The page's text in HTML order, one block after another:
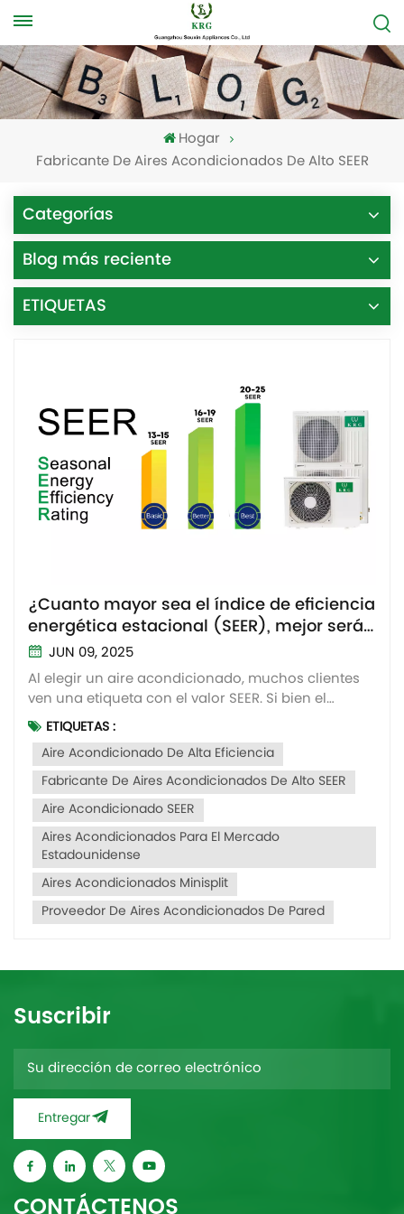
Hogar
Fabricante De Aires Acondicionados De Alto SEER
Categorías
Blog más reciente
ETIQUETAS
¿Cuanto mayor sea el índice de eficiencia
energética estacional (SEER), mejor será
el aire acondicionado?
JUN 09, 2025
Al elegir un aire acondicionado, muchos clientes
ven una etiqueta con el valor SEER. Si bien el
vendedor enfatiza que cuanto mayor sea el SEER,
mayor será el ahorro de energía del aire
acondicionado, ¿es un SEER más alto una mejor
opción? A continuación, le mostramos los datos
que lo respaldan y le...
ETIQUETAS :
Aire Acondicionado De Alta Eficiencia
Fabricante De Aires Acondicionados De Alto SEER
Aire Acondicionado SEER
Aires Acondicionados Para El Mercado
Estadounidense
Aires Acondicionados Minisplit
Proveedor De Aires Acondicionados De Pared
Suscribir
Entregar